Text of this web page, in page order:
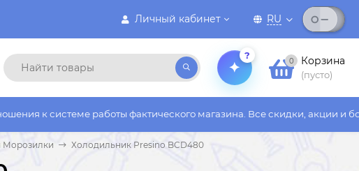
Личный кабинет RU
?
0 Корзина
(пусто)
работы фактического магазина. Все скидки, акции и бонусы
Морозилки Холодильник Presino BCD480